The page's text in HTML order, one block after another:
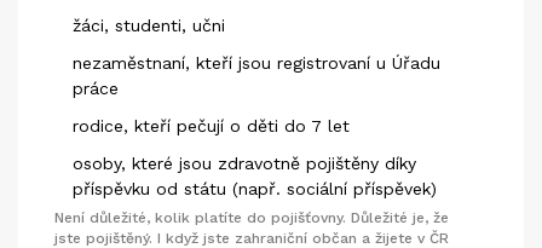
žáci, studenti, učni
nezaměstnaní, kteří jsou registrovaní u Úřadu
práce
rodice, kteří pečují o děti do 7 let
osoby, které jsou zdravotně pojištěny díky
příspěvku od státu (např. sociální příspěvek)
Není důležité, kolik platíte do pojišťovny. Důležité je, že
jste pojištěný. I když jste zahraniční občan a žijete v ČR